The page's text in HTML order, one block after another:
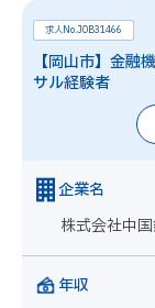
求人No.JOB31466
【岡山市】金
サル経験者
企業名
株式会社中
年収